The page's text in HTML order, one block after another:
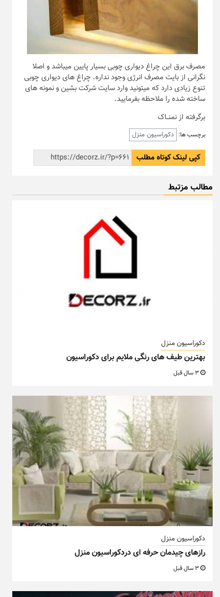
مصرف برق این چراغ دیواری چوبی بسیار پایین میباشد و اصلا
نگرانی از بایت مصرف انرژی وجود نداره. چراغ های دیواری چوبی
تنوع زیادی دارد که میتونید وارد سایت شرکت بشین و نمونه های
ساخته شده را ملاحظه بفرمایید.
برگرفته از نمنــاک
برچسب ها: دکوراسیون منزل
کپی لینک کوتاه مطلب
مطالب مزتبط
دکوراسیون منزل
بهترین طیف های رنگی ملایم برای دکوراسیون
دکوراسیون منزل
رازهای چیدمان حرفه ای دردکوراسیون منزل